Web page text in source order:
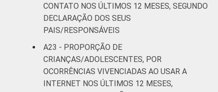
CONTATO NOS ÚLTIMOS 12 MESES, SEGUNDO
DECLARAÇÃO DOS SEUS
PAIS/RESPONSÁVEIS
A23 - PROPORÇÃO DE
CRIANÇAS/ADOLESCENTES, POR
OCORRÊNCIAS VIVENCIADAS AO USAR A
INTERNET NOS ÚLTIMOS 12 MESES,